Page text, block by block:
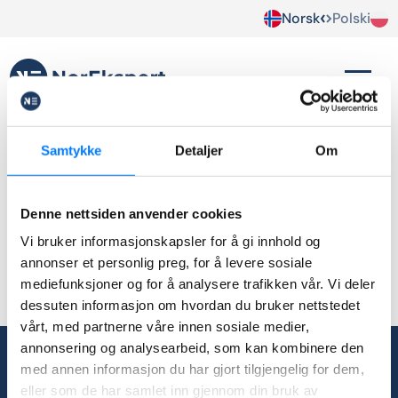
Samtykke Detaljer Om
Denne nettsiden anvender cookies
Vi bruker informasjonskapsler for å gi innhold og
annonser et personlig preg, for å levere sosiale
mediefunksjoner og for å analysere trafikken vår. Vi deler
dessuten informasjon om hvordan du bruker nettstedet
vårt, med partnerne våre innen sosiale medier,
annonsering og analysearbeid, som kan kombinere den
med annen informasjon du har gjort tilgjengelig for dem,
eller som de har samlet inn gjennom din bruk av
Norsk Polski
back office
Brak wpisów.
post@norekspert.no